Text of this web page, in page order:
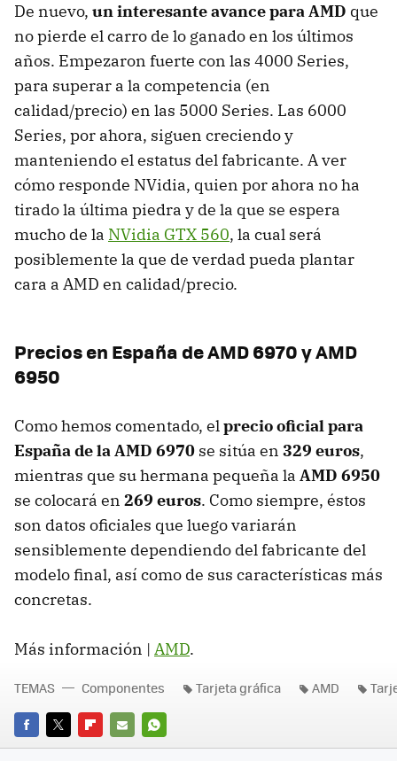
De nuevo, un interesante avance para AMD que
no pierde el carro de lo ganado en los últimos
años. Empezaron fuerte con las 4000 Series,
para superar a la competencia (en
calidad/precio) en las 5000 Series. Las 6000
Series, por ahora, siguen creciendo y
manteniendo el estatus del fabricante. A ver
cómo responde NVidia, quien por ahora no ha
tirado la última piedra y de la que se espera
mucho de la NVidia GTX 560, la cual será
posiblemente la que de verdad pueda plantar
cara a AMD en calidad/precio.
Precios en España deAMD6970 yAMD
6950
Como hemos comentado, elprecio oficial para
España de laAMD 6970 se sitúa en 329 euros,
mientras que su hermana pequeña la AMD 6950
se colocará en 269 euros. Como siempre, éstos
son datos oficiales que luego variarán
sensiblemente dependiendo del fabricante del
modelo final, así como de sus características más
concretas.
Más información | AMD.
FACEBOOK
TWITTERFLIPBOARD
E-
WHATSAPP
TEMAS Componentes Tarjeta gráfica AMD